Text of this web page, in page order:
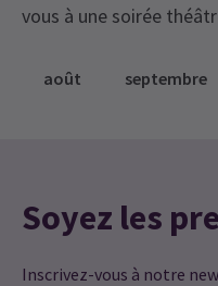
vous à une soirée
août septembre
Soyez les
Inscrivez-vous à notre